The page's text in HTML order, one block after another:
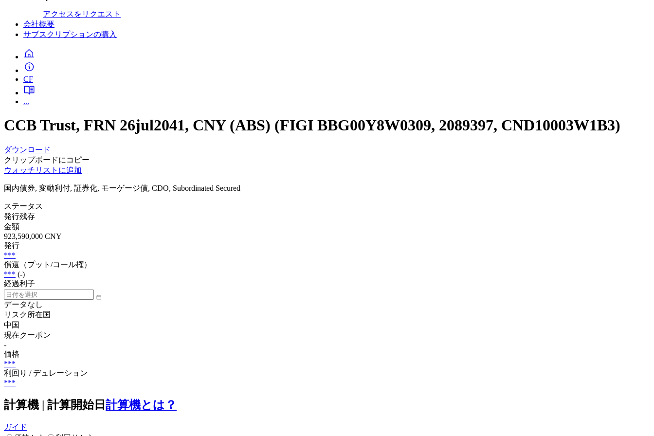
アクセスをリクエスト
会社概要
サブスクリプションの購入
CF
...
CCB Trust, FRN 26jul2041, CNY (ABS) (FIGI BBG00Y8W0309, 2089397, CND10003W1B3)
ダウンロード
クリップボードにコピー
ウォッチリストに追加
国内債券, 変動利付, 証券化, モーゲージ債, CDO, Subordinated Secured
ステータス
発行残存
金額
923,590,000 CNY
発行
***
償還（プット/コール権）
*** (-)
経過利子
データなし
リスク所在国
中国
現在クーポン
-
価格
***
利回り / デュレーション
***
計算機 | 計算開始日 計算機とは？
ガイド